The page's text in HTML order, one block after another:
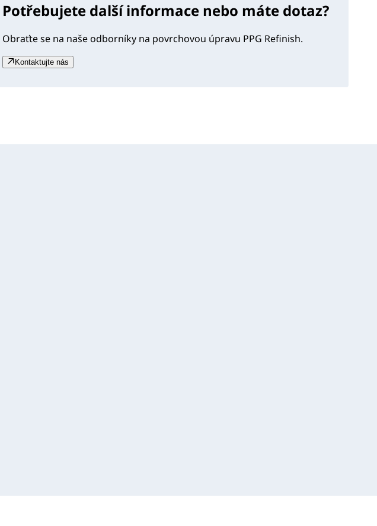
Potřebujete další informace nebo máte dotaz?
Obraťte se na naše odborníky na povrchovou úpravu PPG Refinish.
Kontaktujte nás